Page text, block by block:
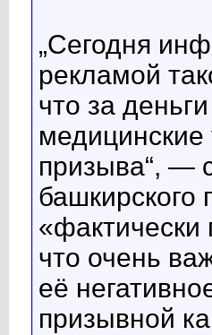
„Сегодня
рекламой
что за
медицинские
призыва“, —
башкирского
что очень
её
призывной